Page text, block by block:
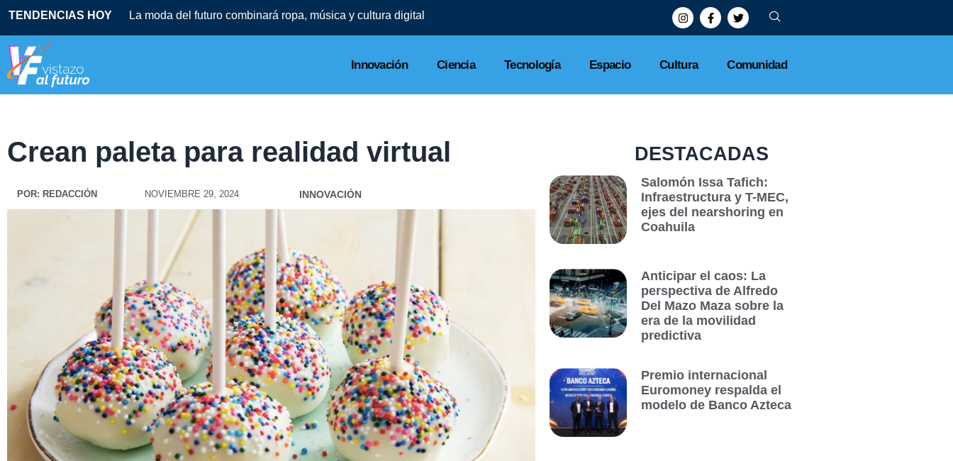
TENDENCIAS HOY La moda del futuro combinará ropa, música y cultura digital
Innovación Ciencia Tecnología Espacio Cultura Comunidad
Crean paleta para realidad virtual
POR: REDACCIÓN NOVIEMBRE 29, 2024 INNOVACIÓN
DESTACADAS
Salomón Issa Tafich:
Infraestructura y T-MEC,
ejes del nearshoring en
Coahuila
Anticipar el caos: La
perspectiva de Alfredo
Del Mazo Maza sobre la
era de la movilidad
predictiva
Premio internacional
Euromoney respalda el
modelo de Banco Azteca